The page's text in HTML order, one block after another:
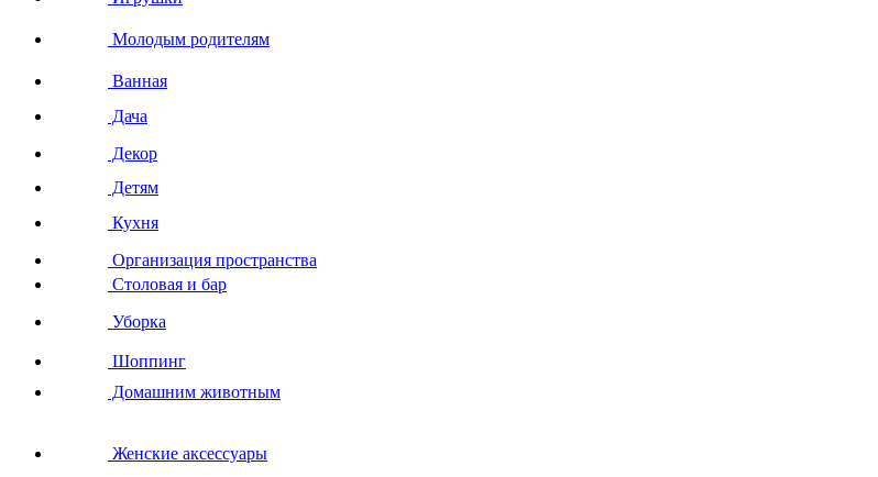
Молодым родителям
Ванная
Дача
Декор
Детям
Кухня
Организация пространства
Столовая и бар
Уборка
Шоппинг
Домашним животным
Женские аксессуары